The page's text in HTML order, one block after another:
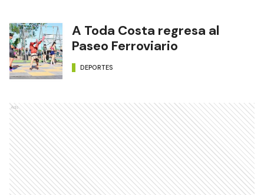
A Toda Costa regresa al
Paseo Ferroviario
DEPORTES
Ads